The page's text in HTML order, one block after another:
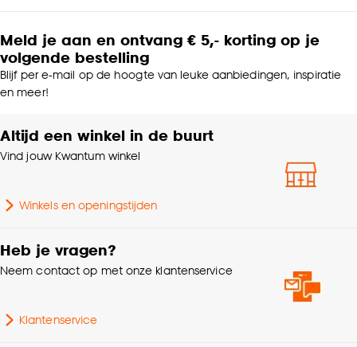
Meld je aan en ontvang € 5,- korting op je
volgende bestelling
Blijf per e-mail op de hoogte van leuke aanbiedingen, inspiratie
en meer!
Altijd een winkel in de buurt
Vind jouw Kwantum winkel
Winkels en openingstijden
Heb je vragen?
Neem contact op met onze klantenservice
Klantenservice